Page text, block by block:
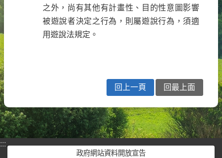
之外，尚有其他有計畫性、目的性意圖影響
被遊說者決定之行為，則屬遊說行為，須適
用遊說法規定。
回上一頁 回最上面
:::
政府網站資料開放宣告